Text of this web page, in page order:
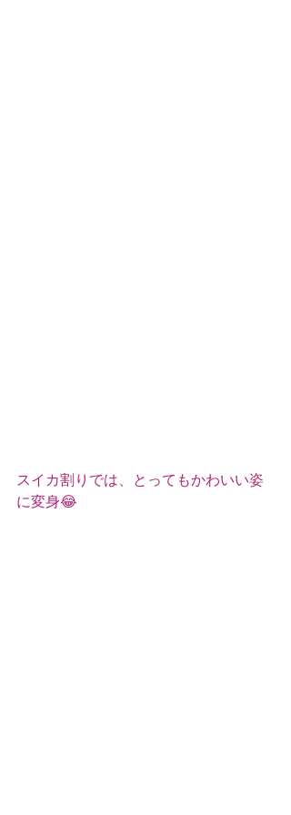
スイカ割りでは、とってもかわいい姿
に変身😂